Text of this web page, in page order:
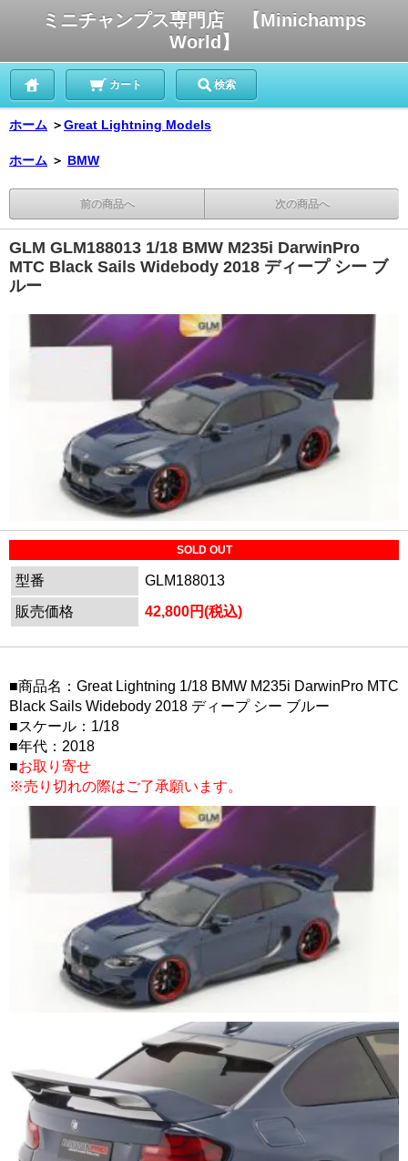
ミニチャンプス専門店 【Minichamps
World】
カート 検索
ホーム ＞Great Lightning Models
ホーム ＞ BMW
前の商品へ 次の商品へ
GLM GLM188013 1/18 BMW M235i DarwinPro
MTC Black Sails Widebody 2018 ディープ シー ブ
ルー
SOLD OUT
型番
GLM188013
販売価格
42,800円(税込)
■商品名：Great Lightning 1/18 BMW M235i DarwinPro MTC
Black Sails Widebody 2018 ディープ シー ブルー
■スケール：1/18
■年代：2018
■お取り寄せ
※売り切れの際はご了承願います。